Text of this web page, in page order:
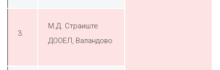
3.
М.Д. Страиште
ДООЕЛ, Валандово